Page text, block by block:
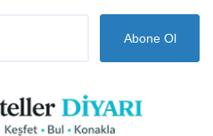
Abone Ol